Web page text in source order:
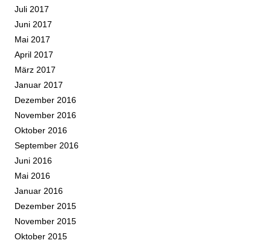
Juli 2017
Juni 2017
Mai 2017
April 2017
März 2017
Januar 2017
Dezember 2016
November 2016
Oktober 2016
September 2016
Juni 2016
Mai 2016
Januar 2016
Dezember 2015
November 2015
Oktober 2015